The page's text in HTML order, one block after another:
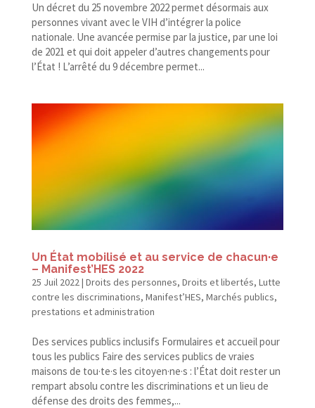
Un décret du 25 novembre 2022 permet désormais aux
personnes vivant avec le VIH d’intégrer la police
nationale. Une avancée permise par la justice, par une loi
de 2021 et qui doit appeler d’autres changements pour
l’État ! L’arrêté du 9 décembre permet...
Un État mobilisé et au service de chacun·e
– Manifest’HES 2022
25 Juil 2022 | Droits des personnes, Droits et libertés, Lutte
contre les discriminations, Manifest’HES, Marchés publics,
prestations et administration
Des services publics inclusifs Formulaires et accueil pour
tous les publics Faire des services publics de vraies
maisons de tou·te·s les citoyen·ne·s : l’État doit rester un
rempart absolu contre les discriminations et un lieu de
défense des droits des femmes,...